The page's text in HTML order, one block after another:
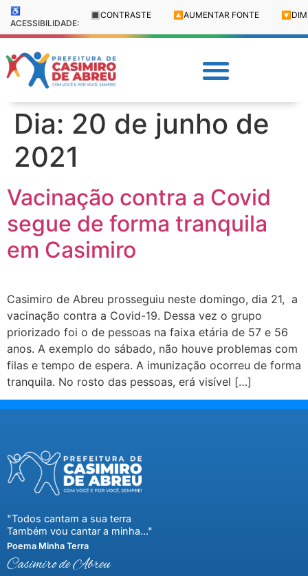
♿
ACESSIBILIDADE:
🔳 CONTRASTE 🔼 AUMENTAR FONTE 🔽
Dia: 20 de junho de
2021
Vacinação contra a Covid
segue de forma tranquila
em Casimiro
Casimiro de Abreu prosseguiu neste domingo, dia 21, a
vacinação contra a Covid-19. Dessa vez o grupo
priorizado foi o de pessoas na faixa etária de 57 e 56
anos. A exemplo do sábado, não houve problemas com
filas e tempo de espera. A imunização ocorreu de forma
tranquila. No rosto das pessoas, erá visível […]
"Todos cantam a sua terra
Também vou cantar a minha..."
Poema Minha Terra
Casimiro de Abreu